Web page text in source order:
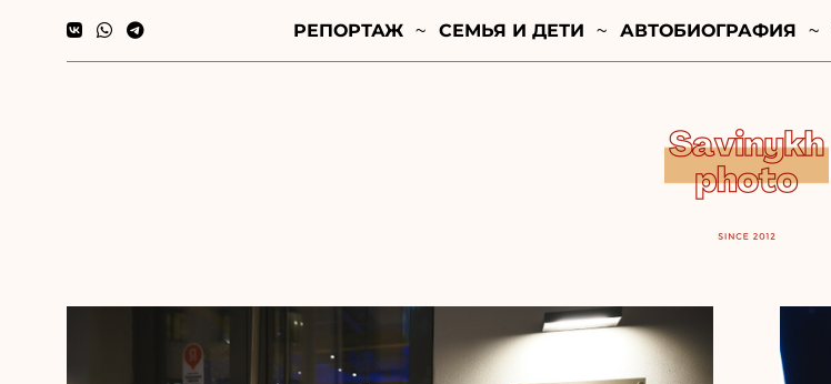
РЕПОРТАЖ СЕМЬЯ И ДЕТИ АВТОБИОГРАФИЯ